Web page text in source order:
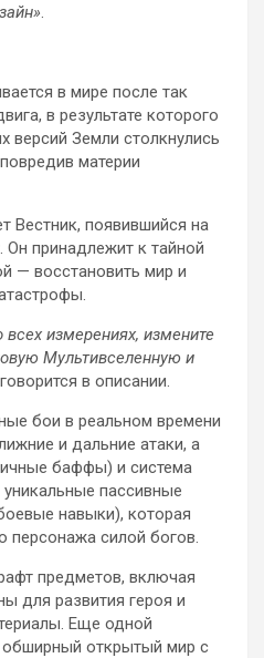
.
в мире после так
в результате которого
версий Земли столкнулись
материи
Вестник, появившийся на
Он принадлежит к тайной
— восстановить мир и
измерениях, измените
Мультивселенную и
в описании.
бои в реальном времени
и дальние атаки, а
баффы) и система
пассивные
навыки), которая
персонажа силой богов.
предметов, включая
для развития героя и
Еще одной
открытый мир с